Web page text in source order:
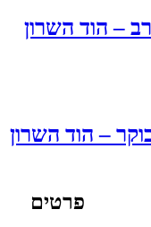
– הוד השרון
– הוד השרון
פרטים